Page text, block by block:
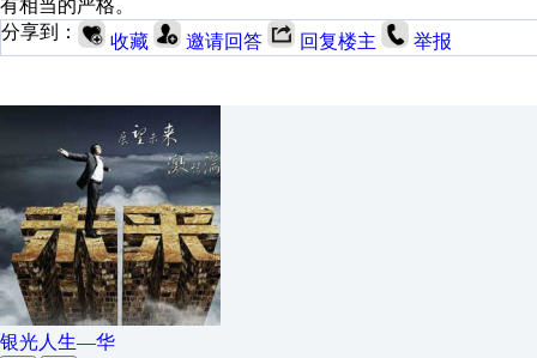
有相当的严格。
分享到：
收藏 邀请回答 回复楼主 举报
银光人生—华